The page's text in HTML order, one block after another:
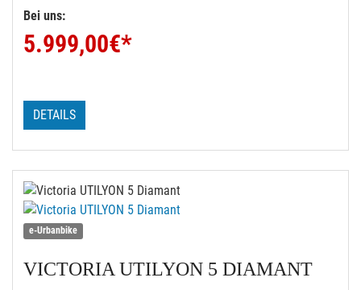
Bei uns:
5.999,00€*
DETAILS
e-Urbanbike
VICTORIA UTILYON 5 DIAMANT